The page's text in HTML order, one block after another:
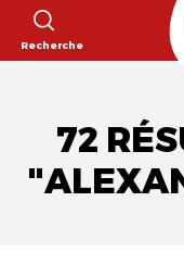
Recherche
72